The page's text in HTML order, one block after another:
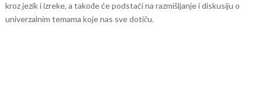
kroz jezik i izreke, a takođe će podstaći na razmišljanje i diskusiju o
univerzalnim temama koje nas sve dotiču.